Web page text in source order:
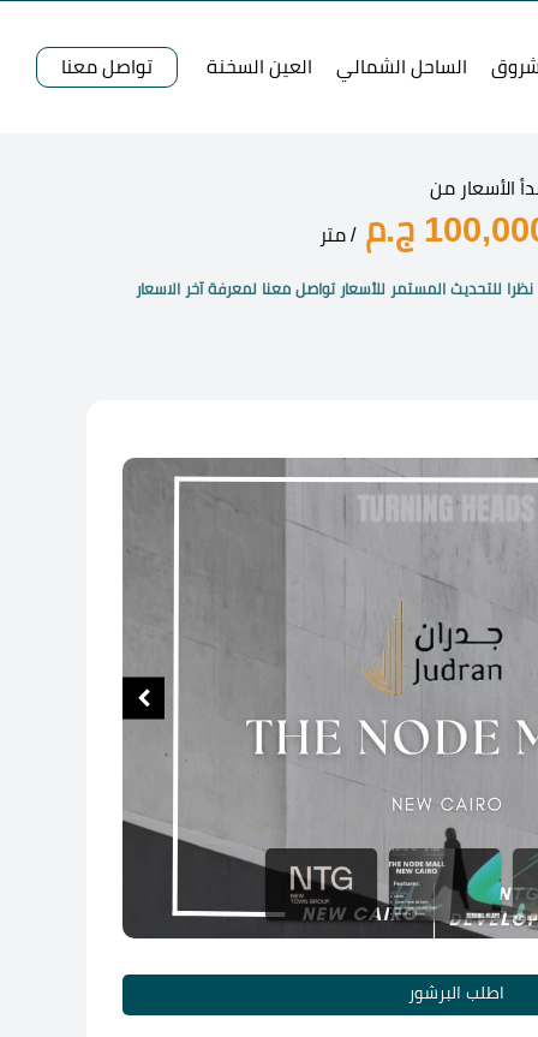
الساحل الشمالي العين السخنة تواصل معنا
الأسعار من
ج.م / متر
نظرا للتحديث المستمر للأسعار تواصل معنا لمعرفة آخر الاسعار
اطلب البرشور